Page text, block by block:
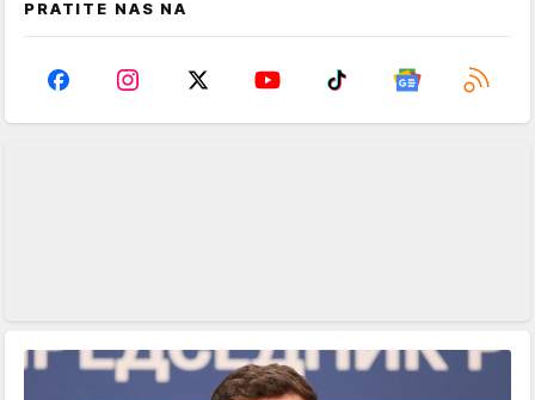
PRATITE NAS NA